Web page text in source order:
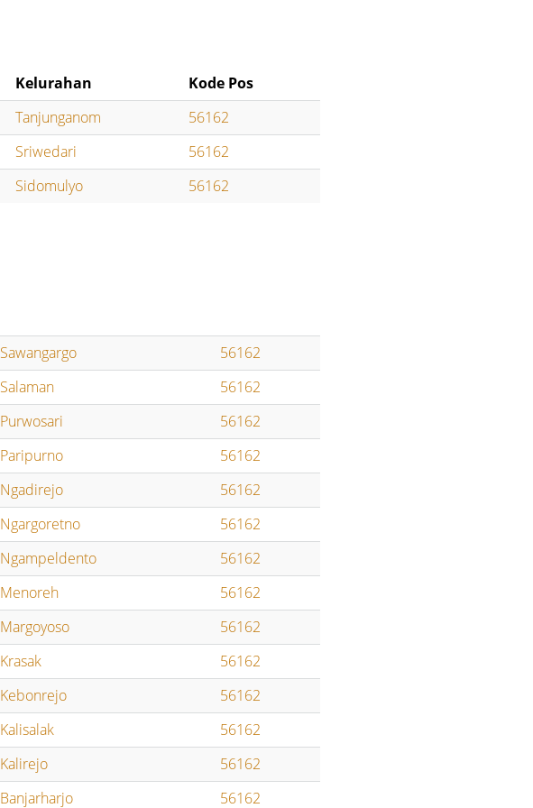
Kelurahan
Kode Pos
Tanjunganom
56162
Sriwedari
56162
Sidomulyo 56162
Sawangargo
56162
Salaman
56162
Purwosari
56162
Paripurno
56162
Ngadirejo
56162
Ngargoretno
56162
Ngampeldento
56162
Menoreh
56162
Margoyoso
56162
Krasak
56162
Kebonrejo
56162
Kalisalak
56162
Kalirejo
56162
Banjarharjo 56162